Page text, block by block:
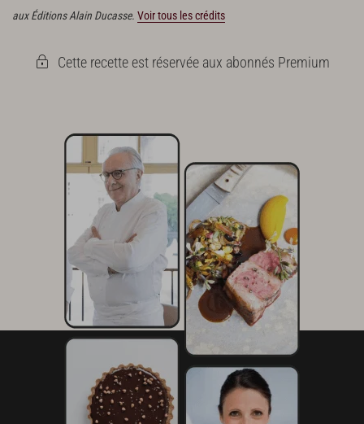
aux Éditions Alain Ducasse. Voir tous les crédits
Cette recette est réservée aux abonnés Premium